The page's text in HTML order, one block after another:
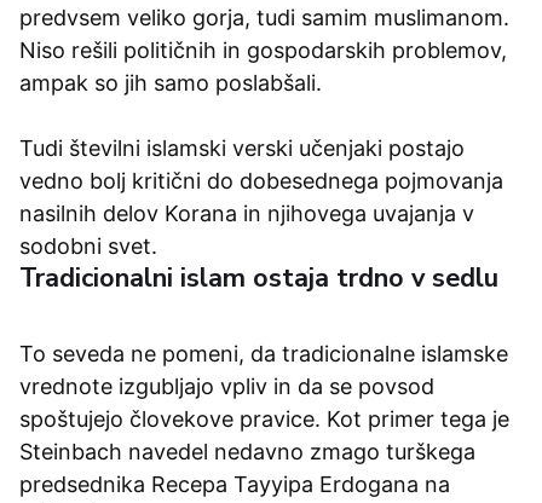
predvsem veliko gorja, tudi samim muslimanom.
Niso rešili političnih in gospodarskih problemov,
ampak so jih samo poslabšali.
Tudi številni islamski verski učenjaki postajo
vedno bolj kritični do dobesednega pojmovanja
nasilnih delov Korana in njihovega uvajanja v
sodobni svet.
Tradicionalni islam ostaja trdno v sedlu
To seveda ne pomeni, da tradicionalne islamske
vrednote izgubljajo vpliv in da se povsod
spoštujejo človekove pravice. Kot primer tega je
Steinbach navedel nedavno zmago turškega
predsednika Recepa Tayyipa Erdogana na